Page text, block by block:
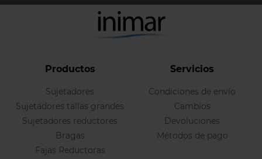
Productos
Sujetadores
Sujetadores tallas grandes
Sujetadores reductores
Bragas
Fajas Reductoras
Servicios
Condiciones de envío
Cambios
Devoluciones
Métodos de pago